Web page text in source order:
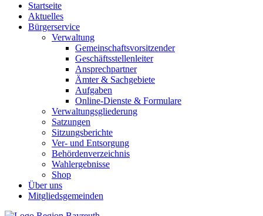
Startseite
Aktuelles
Bürgerservice
Verwaltung
Gemeinschaftsvorsitzender
Geschäftsstellenleiter
Ansprechpartner
Ämter & Sachgebiete
Aufgaben
Online-Dienste & Formulare
Verwaltungsgliederung
Satzungen
Sitzungsberichte
Ver- und Entsorgung
Behördenverzeichnis
Wahlergebnisse
Shop
Über uns
Mitgliedsgemeinden